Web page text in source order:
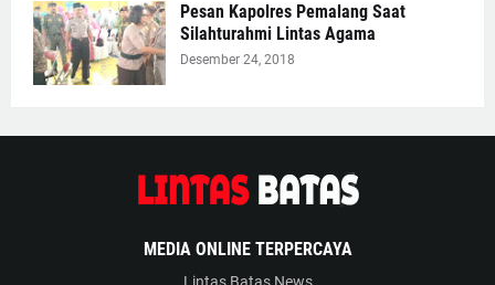
Pesan Kapolres Pemalang Saat
Silahturahmi Lintas Agama
Desember 24, 2018
MEDIA ONLINE TERPERCAYA